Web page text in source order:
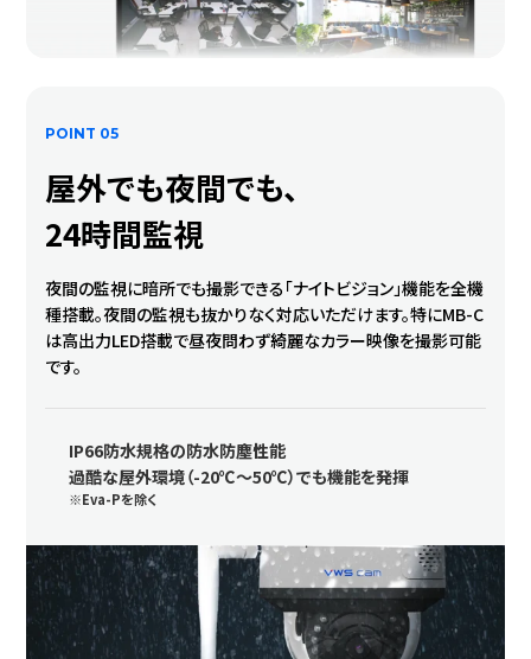
POINT 05
屋外でも夜間でも、
24時間監視
夜間の監視に暗所でも撮影できる「ナイトビジョン」機能を全機
種搭載。夜間の監視も抜かりなく対応いただけます。特にMB-C
は高出力LED搭載で昼夜問わず綺麗なカラー映像を撮影可能
です。
IP66防水規格の防水防塵性能
過酷な屋外環境（-20℃～50℃）でも機能を発揮
Eva-Pを除く